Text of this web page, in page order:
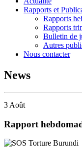
Rapports et
Rapports
Rapports
Bulletin de
Autres
Nous contacter
News
3 Août
Rapport